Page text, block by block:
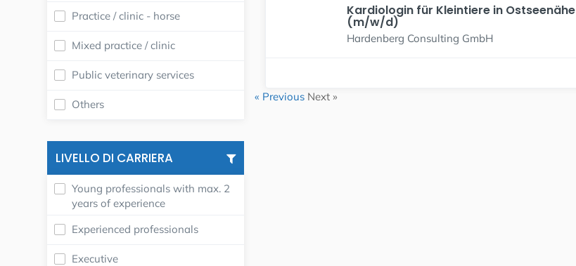
Practice / clinic - horse
Mixed practice / clinic
Public veterinary services
Others
LIVELLO DI CARRIERA
Young professionals with max. 2
years of experience
Experienced professionals
Executive
Kardiologin für Kleintiere in Ostseenähe
(m/w/d)
Hardenberg Consulting GmbH
« Previous Next »